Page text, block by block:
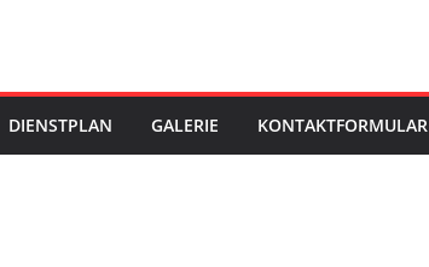
DIENSTPLAN GALERIE KONTAKTFORMULAR